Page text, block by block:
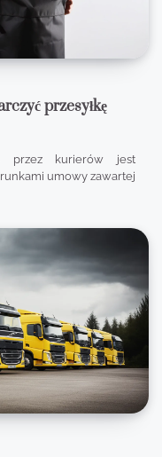
przesyłkę
przez kurierów jest
umowy zawartej